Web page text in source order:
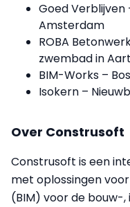
Goed
Amsterdam
ROBA
zwembad in
BIM-Works –
Isokern –
Over Construsoft
Construsoft is een
met oplossingen
(BIM) voor de